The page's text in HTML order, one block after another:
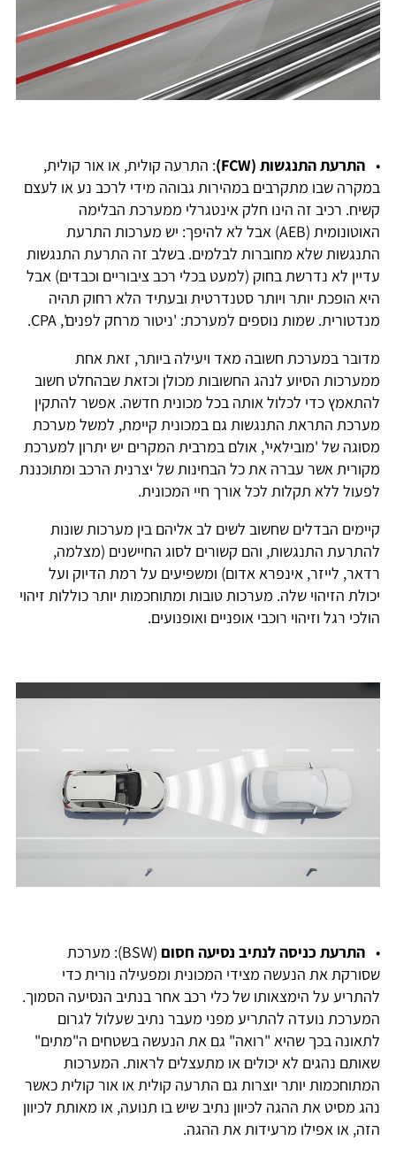
• התרעת התנגשות (FCW)
: התרעה קולית, או אור קולית,
במקרה שבו מתקרבים במהירות גבוהה מידי לרכב נע או לעצם
קשיח. רכיב זה הינו חלק אינטגרלי ממערכת הבלימה
האוטונומית (AEB) אבל לא להיפך: יש מערכות התרעת
התנגשות שלא מחוברות לבלמים. בשלב זה התרעת התנגשות
עדיין לא נדרשת בחוק (למעט בכלי רכב ציבוריים וכבדים) אבל
היא הופכת יותר ויותר סטנדרטית ובעתיד הלא רחוק תהיה
מנדטורית. שמות נוספים למערכת: 'ניטור מרחק לפנים', CPA.
מדובר במערכת חשובה מאד ויעילה ביותר, זאת אחת
ממערכות הסיוע לנהג החשובות מכולן וכזאת שבהחלט חשוב
להתאמץ כדי לכלול אותה בכל מכונית חדשה. אפשר להתקין
מערכת התראת התנגשות גם במכונית קיימת, למשל מערכת
מסוגה של 'מובילאיי', אולם במרבית המקרים יש יתרון למערכת
מקורית אשר עברה את כל הבחינות של יצרנית הרכב ומתוכננת
לפעול ללא תקלות לכל אורך חיי המכונית.
קיימים הבדלים שחשוב לשים לב אליהם בין מערכות שונות
להתרעת התנגשות, והם קשורים לסוג החיישנים (מצלמה,
רדאר, לייזר, אינפרא אדום) ומשפיעים על רמת הדיוק ועל
יכולת הזיהוי שלה. מערכות טובות ומתוחכמות יותר כוללות זיהוי
הולכי רגל וזיהוי רוכבי אופניים ואופנועים.
• התרעת כניסה לנתיב נסיעה חסום
(BSW): מערכת
שסורקת את הנעשה מצידי המכונית ומפעילה נורית כדי
להתריע על הימצאותו של כלי רכב אחר בנתיב הנסיעה הסמוך.
המערכת נועדה להתריע מפני מעבר נתיב שעלול לגרום
לתאונה בכך שהיא "רואה" גם את הנעשה בשטחים ה"מתים"
שאותם נהגים לא יכולים או מתעצלים לראות. המערכות
המתוחכמות יותר יוצרות גם התרעה קולית או אור קולית כאשר
נהג מסיט את ההגה לכיוון נתיב שיש בו תנועה, או מאותת לכיוון
הזה, או אפילו מרעידות את ההגה.